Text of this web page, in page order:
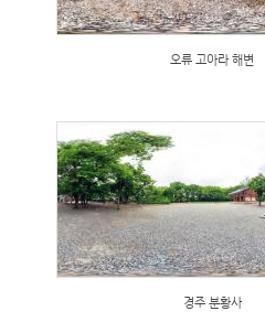
오류 고아라 해변
경주 분황사